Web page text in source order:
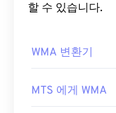
Player입니다. 또
WAV파일은 압축
니다. UltraMixer는
며 발전해 왔습니
WMA 파일
Windows Media
할 수 있습니다.
WMA 변환기
MTS 에게 WMA